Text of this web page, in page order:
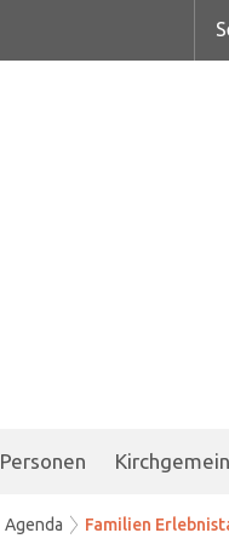
Personen
Agenda Familien